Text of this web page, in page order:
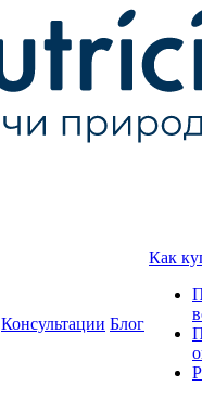
Консультации Блог
Как